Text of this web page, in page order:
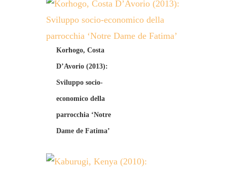
Korhogo, Costa
D’Avorio (2013):
Sviluppo socio-
economico della
parrocchia ‘Notre
Dame de Fatima’